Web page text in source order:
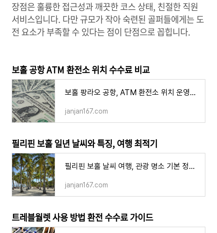
장점은 훌륭한 접근성과 깨끗한 코스 상태, 친절한 직원
서비스입니다. 다만 규모가 작아 숙련된 골퍼들에게는 도
전 요소가 부족할 수 있다는 점이 단점으로 꼽힙니다.
보홀 공항 ATM 환전소 위치 수수료 비교
보홀 팡라오 공항, ATM 환전소 위치 운영시간 환전 수수료 비교 와이파이
janjan167.com
필리핀 보홀 일년 날씨와 특징, 여행 최적기
필리핀 보홀 날씨 여행, 관광 명소 기본 정보 페리로 가는 법 여행하기 좋은 시
janjan167.com
트레블월렛 사용 방법 환전 수수료 가이드